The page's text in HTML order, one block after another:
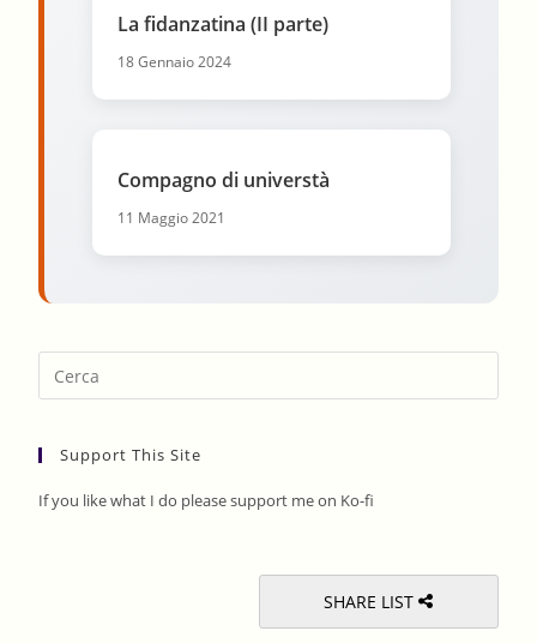
La fidanzatina (II parte)
18 Gennaio 2024
Compagno di universtà
11 Maggio 2021
Support This Site
If you like what I do please support me on Ko-fi
SHARE LIST